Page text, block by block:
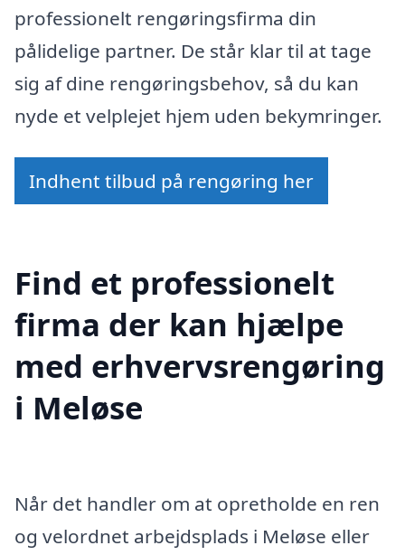
professionelt rengøringsfirma din
pålidelige partner. De står klar til at tage
sig af dine rengøringsbehov, så du kan
nyde et velplejet hjem uden bekymringer.
Indhent tilbud på rengøring her
Find et professionelt
firma der kan hjælpe
med erhvervsrengøring
i Meløse
Når det handler om at opretholde en ren
og velordnet arbejdsplads i Meløse eller